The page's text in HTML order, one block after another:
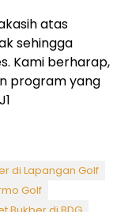
atas
sehingga
Kami berharap,
program yang
di Lapangan Golf
Golf